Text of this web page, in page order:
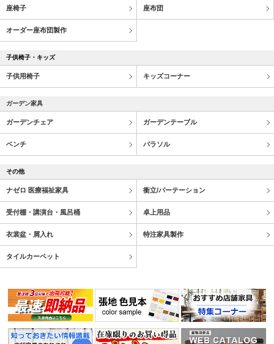
座椅子 座布団
オーダー座布団製作
子供椅子・キッズ
子供用椅子 キッズコーナー
ガーデン家具
ガーデンチェア ガーデンテーブル
ベンチ パラソル
その他
ナゼロ 医療福祉家具 衝立/パーテーション
受付棚・講演台・風呂桶 卓上用品
衣裳盆・屑入れ 特注家具製作
タイルカーペット